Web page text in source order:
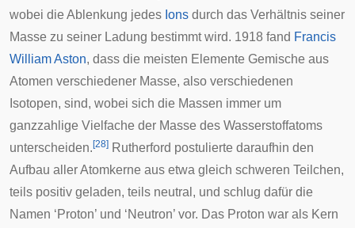
wobei die Ablenkung jedes Ions durch das Verhältnis seiner
Masse zu seiner Ladung bestimmt wird. 1918 fand Francis
William Aston, dass die meisten Elemente Gemische aus
Atomen verschiedener Masse, also verschiedenen
Isotopen, sind, wobei sich die Massen immer um
ganzzahlige Vielfache der Masse des Wasserstoffatoms
unterscheiden. [28] Rutherford postulierte daraufhin den
Aufbau aller Atomkerne aus etwa gleich schweren Teilchen,
teils positiv geladen, teils neutral, und schlug dafür die
Namen ‘Proton’ und ‘Neutron’ vor. Das Proton war als Kern